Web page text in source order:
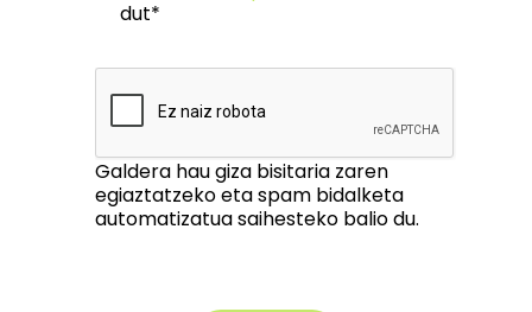
dut*
Galdera hau giza bisitaria zaren
egiaztatzeko eta spam bidalketa
automatizatua saihesteko balio du.